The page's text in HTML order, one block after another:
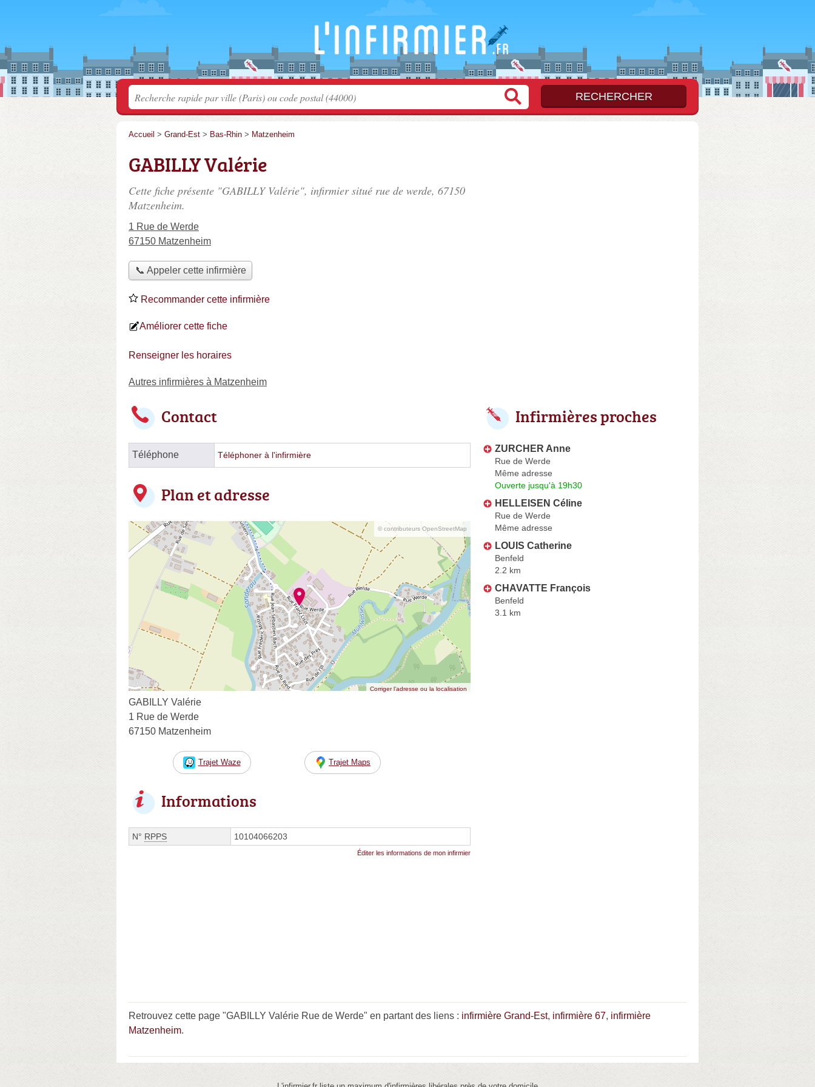
Accueil > Grand-Est > Bas-Rhin > Matzenheim
GABILLY Valérie
Cette fiche présente "GABILLY Valérie", infirmier situé rue de werde, 67150
Matzenheim.
1 Rue de Werde
67150 Matzenheim
📞 Appeler cette infirmière
Recommander cette infirmière
Améliorer cette fiche
Renseigner les horaires
Autres infirmières à Matzenheim
Contact
Téléphone Téléphoner à l'infirmière
Plan et adresse
© contributeurs OpenStreetMap
Corriger l’adresse ou la localisation
GABILLY Valérie
1 Rue de Werde
67150 Matzenheim
Trajet Waze Trajet Maps
Informations
N° RPPS 10104066203
Éditer les informations de mon infirmier
Infirmières proches
ZURCHER Anne
Rue de Werde
Même adresse
Ouverte jusqu'à 19h30
HELLEISEN Céline
Rue de Werde
Même adresse
LOUIS Catherine
Benfeld
2.2 km
CHAVATTE François
Benfeld
3.1 km
Retrouvez cette page "GABILLY Valérie Rue de Werde" en partant des liens : infirmière Grand-Est, infirmière 67, infirmière
Matzenheim.